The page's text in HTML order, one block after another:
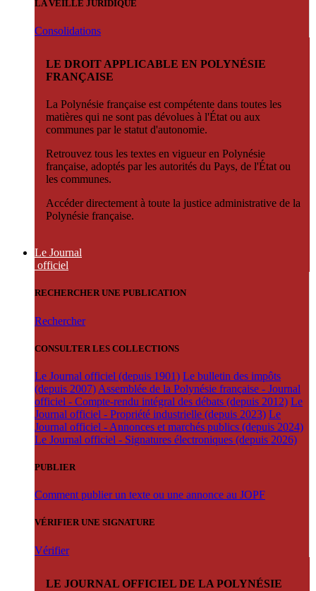
LA VEILLE JURIDIQUE
Consolidations
LE DROIT APPLICABLE EN POLYNÉSIE
FRANÇAISE
La Polynésie française est compétente dans toutes les
matières qui ne sont pas dévolues à l'État ou aux
communes par le statut d'autonomie.
Retrouvez tous les textes en vigueur en Polynésie
française, adoptés par les autorités du Pays, de l'État ou
les communes.
Accéder directement à toute la justice administrative de la
Polynésie française.
Le Journal
officiel
RECHERCHER UNE PUBLICATION
Rechercher
CONSULTER LES COLLECTIONS
Le Journal officiel (depuis 1901) Le bulletin des impôts
(depuis 2007) Assemblée de la Polynésie française - Journal
officiel - Compte-rendu intégral des débats (depuis 2012) Le
Journal officiel - Propriété industrielle (depuis 2023) Le
Journal officiel - Annonces et marchés publics (depuis 2024)
Le Journal officiel - Signatures électroniques (depuis 2026)
PUBLIER
Comment publier un texte ou une annonce au JOPF
VÉRIFIER UNE SIGNATURE
Vérifier
LE JOURNAL OFFICIEL DE LA POLYNÉSIE